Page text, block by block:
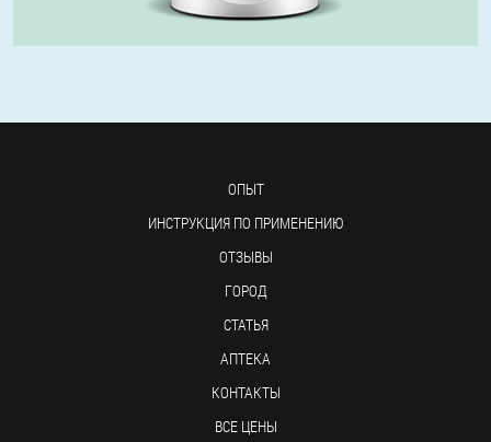
ОПЫТ
ИНСТРУКЦИЯ ПО ПРИМЕНЕНИЮ
ОТЗЫВЫ
ГОРОД
СТАТЬЯ
АПТЕКА
КОНТАКТЫ
ВСЕ ЦЕНЫ